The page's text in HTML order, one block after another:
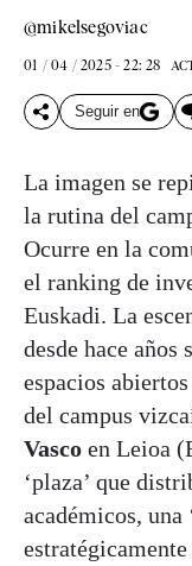
@mikelsegoviac
01 / 04 / 2025 - 22: 28
Seguir en
La imagen se
la rutina del
Ocurre en la
el ranking de
Euskadi. La
desde hace años
espacios
del campus
Vasco en Leioa
‘plaza’ que
académicos, una